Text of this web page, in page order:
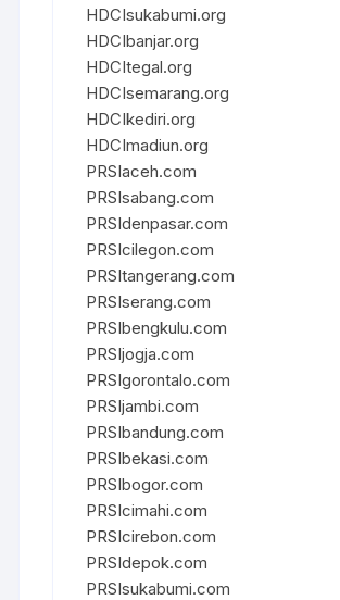
HDCIsukabumi.org
HDCIbanjar.org
HDCItegal.org
HDCIsemarang.org
HDCIkediri.org
HDCImadiun.org
PRSIaceh.com
PRSIsabang.com
PRSIdenpasar.com
PRSIcilegon.com
PRSItangerang.com
PRSIserang.com
PRSIbengkulu.com
PRSIjogja.com
PRSIgorontalo.com
PRSIjambi.com
PRSIbandung.com
PRSIbekasi.com
PRSIbogor.com
PRSIcimahi.com
PRSIcirebon.com
PRSIdepok.com
PRSIsukabumi.com